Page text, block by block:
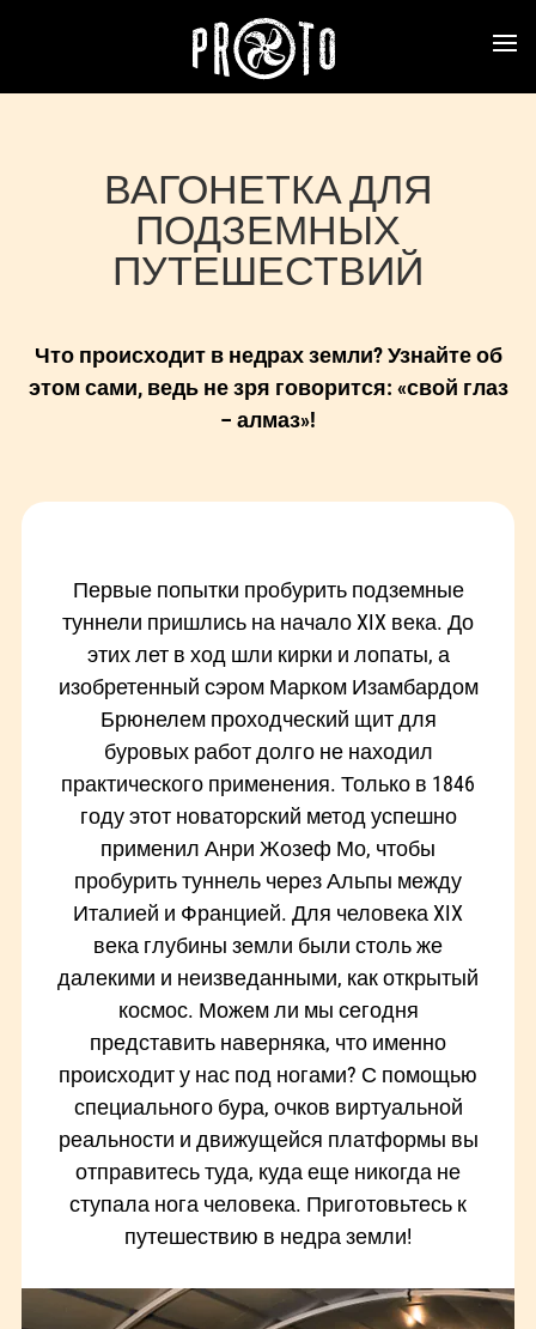
ВАГОНЕТКА ДЛЯ
ПОДЗЕМНЫХ
ПУТЕШЕСТВИЙ
Что происходит в недрах земли? Узнайте об
этом сами, ведь не зря говорится: «свой глаз
– алмаз»!
Первые попытки пробурить подземные
туннели пришлись на начало XIX века. До
этих лет в ход шли кирки и лопаты, а
изобретенный сэром Марком Изамбардом
Брюнелем проходческий щит для
буровых работ долго не находил
практического применения. Только в 1846
году этот новаторский метод успешно
применил Анри Жозеф Мо, чтобы
пробурить туннель через Альпы между
Италией и Францией. Для человека XIX
века глубины земли были столь же
далекими и неизведанными, как открытый
космос. Можем ли мы сегодня
представить наверняка, что именно
происходит у нас под ногами? С помощью
специального бура, очков виртуальной
реальности и движущейся платформы вы
отправитесь туда, куда еще никогда не
ступала нога человека. Приготовьтесь к
путешествию в недра земли!